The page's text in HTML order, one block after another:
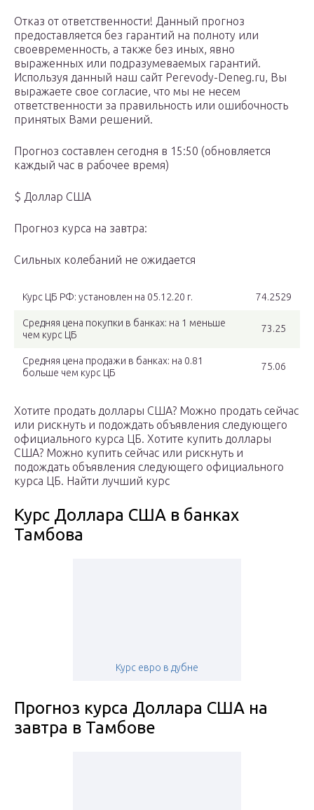
Отказ от ответственности! Данный прогноз
предоставляется без гарантий на полноту или
своевременность, а также без иных, явно
выраженных или подразумеваемых гарантий.
Используя данный наш cайт Perevody-Deneg.ru, Вы
выражаете свое согласие, что мы не несем
ответственности за правильность или ошибочность
принятых Вами решений.
Прогноз составлен сегодня в 15:50 (обновляется
каждый час в рабочее время)
$ Доллар США
Прогноз курса на завтра:
Cильных колебаний не ожидается
Курс ЦБ РФ: установлен на 05.12.20 г. 74.2529
Средняя цена покупки в банках: на 1 меньше
чем курс ЦБ
73.25
Средняя цена продажи в банках: на 0.81
больше чем курс ЦБ
75.06
Хотите продать доллары США? Можно продать сейчас
или рискнуть и подождать объявления следующего
официального курса ЦБ. Хотите купить доллары
США? Можно купить сейчас или рискнуть и
подождать объявления следующего официального
курса ЦБ. Найти лучший курс
Курс Доллара США в банках
Тамбова
Курс евро в дубне
Прогноз курса Доллара США на
завтра в Тамбове